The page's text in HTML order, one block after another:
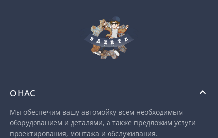
О НАС
Мы обеспечим вашу автомойку всем необходимым
оборудованием и деталями, а также предложим услуги
проектирования, монтажа и обслуживания.